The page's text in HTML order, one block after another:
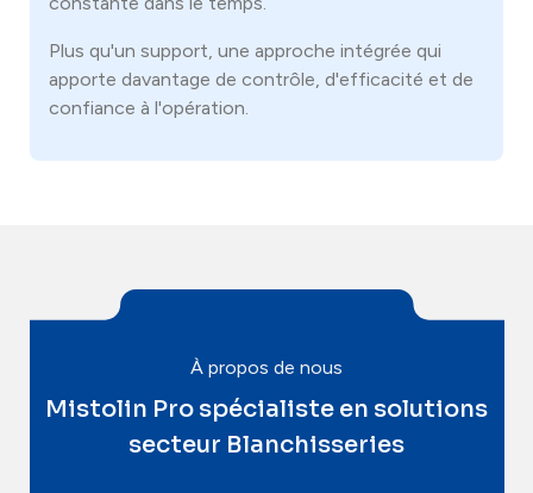
Plus qu'un support, une approche intégrée qui
apporte davantage de contrôle, d'efficacité et de
confiance à l'opération.
À propos de nous
Mistolin Pro spécialiste en solutions
secteur Blanchisseries